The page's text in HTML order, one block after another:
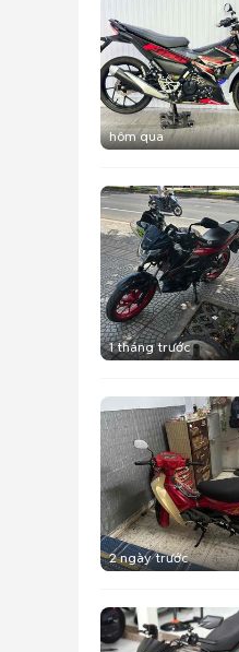
hôm qua
1 tháng trước
2 ngày trước